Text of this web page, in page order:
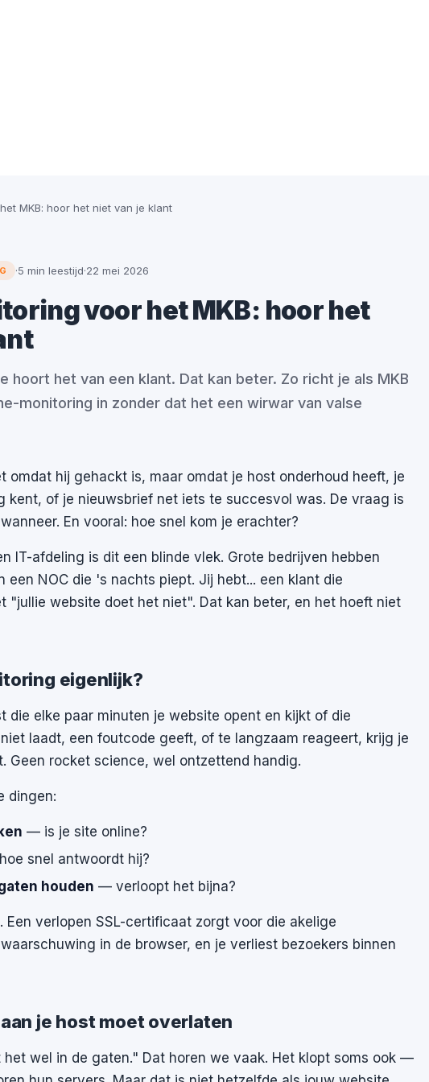
MKB: hoor het niet van je klant
·5 min leestijd·22 mei 2026
voor het MKB: hoor het
hoort het van een klant. Dat kan beter. Zo richt je als MKB
monitoring in zonder dat het een wirwar van valse
omdat hij gehackt is, maar omdat je host onderhoud heeft, je
kent, of je nieuwsbrief net iets te succesvol was. De vraag is
En vooral: hoe snel kom je erachter?
IT-afdeling is dit een blinde vlek. Grote bedrijven hebben
een NOC die 's nachts piept. Jij hebt... een klant die
"jullie website doet het niet". Dat kan beter, en het hoeft niet
eigenlijk?
die elke paar minuten je website opent en kijkt of die
laadt, een foutcode geeft, of te langzaam reageert, krijg je
Geen rocket science, wel ontzettend handig.
dingen:
— is je site online?
snel antwoordt hij?
houden — verloopt het bijna?
Een verlopen SSL-certificaat zorgt voor die akelige
in de browser, en je verliest bezoekers binnen
je host moet overlaten
wel in de gaten." Dat horen we vaak. Het klopt soms ook —